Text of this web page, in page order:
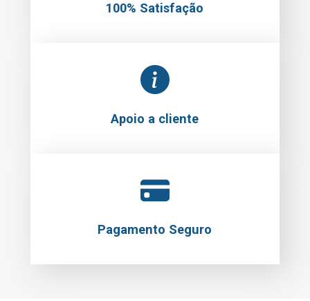
100% Satisfação
Apoio a cliente
Pagamento Seguro